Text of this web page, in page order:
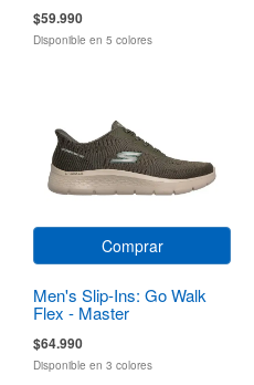
$59.990
Disponible en 5 colores
Comprar
Men's Slip-Ins: Go Walk
Flex - Master
$64.990
Disponible en 3 colores